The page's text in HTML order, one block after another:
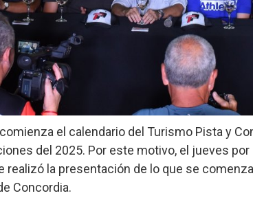
el calendario del Turismo Pista y
del 2025. Por este motivo, el jueves
realizó la presentación de lo que se
Concordia.